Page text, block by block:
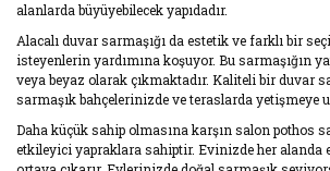
alanlarda büyüyebilecek yapıdadır.
Alacalı duvar sarmaşığı da estetik ve farklı bir
isteyenlerin yardımına koşuyor. Bu sarmaşığın
veya beyaz olarak çıkmaktadır. Kaliteli bir duvar
sarmaşık bahçelerinizde ve teraslarda yetişmeye
Daha küçük sahip olmasına karşın salon pothos
etkileyici yapraklara sahiptir. Evinizde her alanda